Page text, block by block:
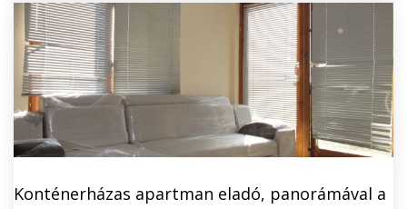
Konténerházas apartman eladó, panorámával a